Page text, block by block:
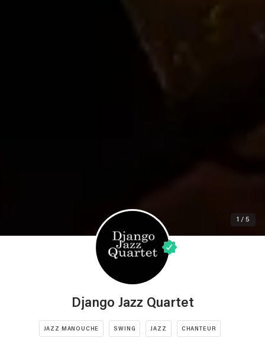
1 / 5
Django Jazz Quartet
JAZZ MANOUCHE SWING JAZZ CHANTEUR